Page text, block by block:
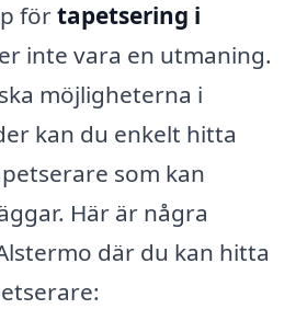
förtapetsering i
inte vara en utmaning.
möjligheterna i
kan du enkelt hitta
som kan
Här är några
där du kan hitta